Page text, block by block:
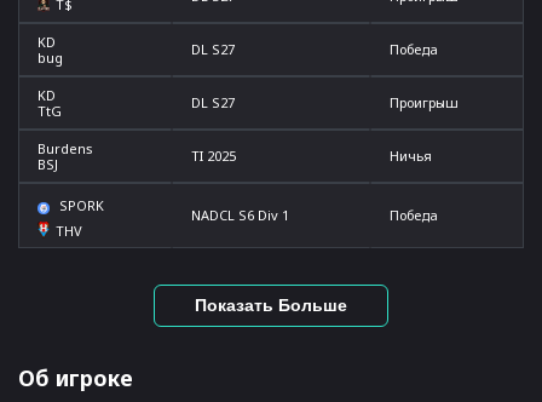
T$
KD
bug
DL S27 Победа
KD
TtG
DL S27 Проигрыш
Burdens
BSJ
TI 2025 Ничья
SPORK
THV
NADCL S6 Div 1 Победа
Показать Больше
Об игроке